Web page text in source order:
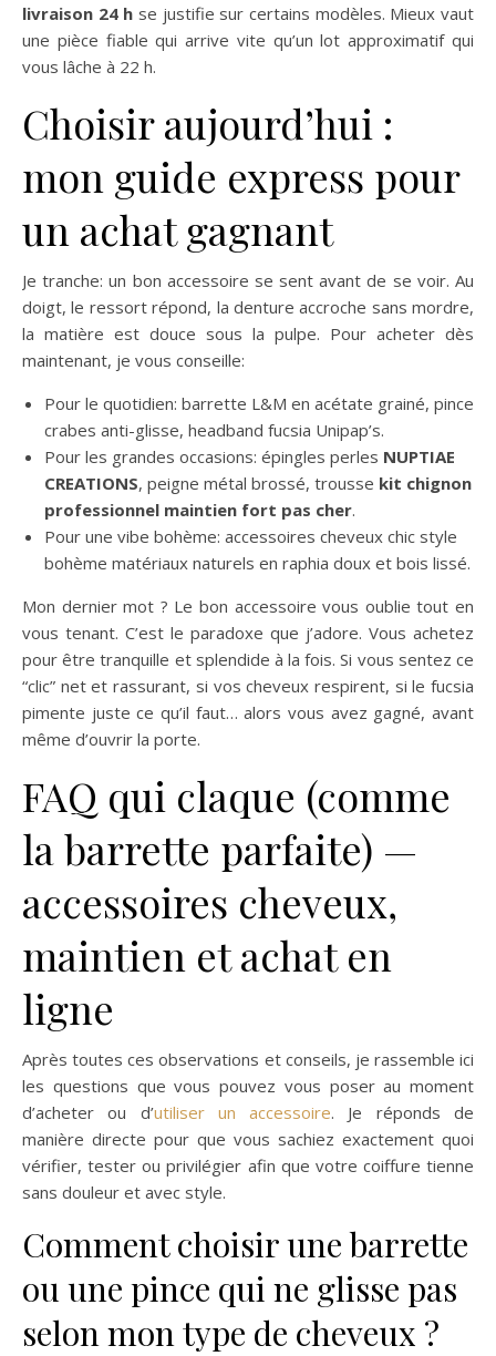
livraison 24 h se justifie sur certains modèles. Mieux vaut
une pièce fiable qui arrive vite qu’un lot approximatif qui
vous lâche à 22 h.
Choisir aujourd’hui :
mon guide express pour
un achat gagnant
Je tranche: un bon accessoire se sent avant de se voir. Au
doigt, le ressort répond, la denture accroche sans mordre,
la matière est douce sous la pulpe. Pour acheter dès
maintenant, je vous conseille:
Pour le quotidien: barrette L&M en acétate grainé, pince
crabes anti-glisse, headband fucsia Unipap’s.
Pour les grandes occasions: épingles perles NUPTIAE
CREATIONS, peigne métal brossé, trousse kit chignon
professionnel maintien fort pas cher.
Pour une vibe bohème: accessoires cheveux chic style
bohème matériaux naturels en raphia doux et bois lissé.
Mon dernier mot ? Le bon accessoire vous oublie tout en
vous tenant. C’est le paradoxe que j’adore. Vous achetez
pour être tranquille et splendide à la fois. Si vous sentez ce
“clic” net et rassurant, si vos cheveux respirent, si le fucsia
pimente juste ce qu’il faut… alors vous avez gagné, avant
même d’ouvrir la porte.
FAQ qui claque (comme
la barrette parfaite) —
accessoires cheveux,
maintien et achat en
ligne
Après toutes ces observations et conseils, je rassemble ici
les questions que vous pouvez vous poser au moment
d’acheter ou d’utiliser un accessoire. Je réponds de
manière directe pour que vous sachiez exactement quoi
vérifier, tester ou privilégier afin que votre coiffure tienne
sans douleur et avec style.
Comment choisir une barrette
ou une pince qui ne glisse pas
selon mon type de cheveux ?